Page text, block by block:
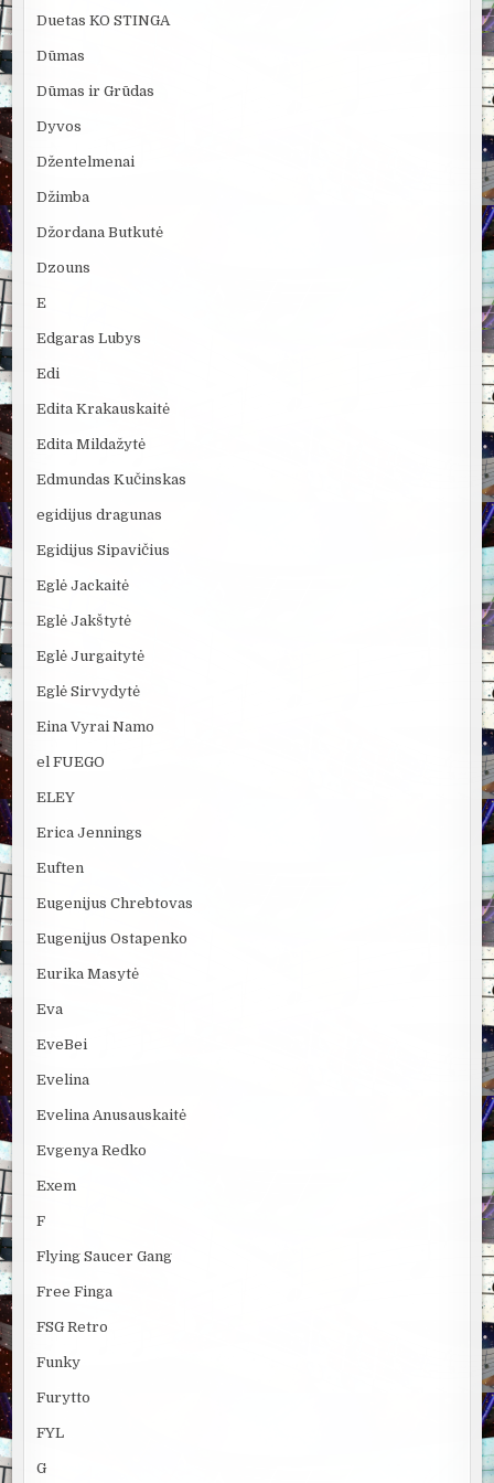
Duetas KO STINGA
Dūmas
Dūmas ir Grūdas
Dyvos
Džentelmenai
Džimba
Džordana Butkutė
Dzouns
E
Edgaras Lubys
Edi
Edita Krakauskaitė
Edita Mildažytė
Edmundas Kučinskas
egidijus dragunas
Egidijus Sipavičius
Eglė Jackaitė
Eglė Jakštytė
Eglė Jurgaitytė
Eglė Sirvydytė
Eina Vyrai Namo
el FUEGO
ELEY
Erica Jennings
Euften
Eugenijus Chrebtovas
Eugenijus Ostapenko
Eurika Masytė
Eva
EveBei
Evelina
Evelina Anusauskaitė
Evgenya Redko
Exem
F
Flying Saucer Gang
Free Finga
FSG Retro
Funky
Furytto
FYL
G